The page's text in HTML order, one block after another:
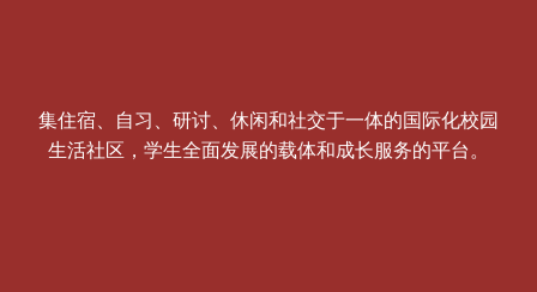
集住宿、自习、研讨、休闲和社交于一体的国际化校园
生活社区，学生全面发展的载体和成长服务的平台。